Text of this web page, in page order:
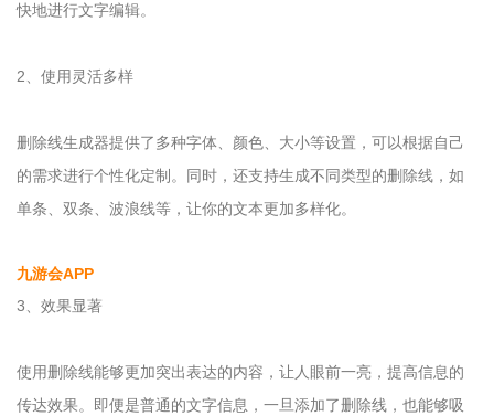
快地进行文字编辑。
2、使用灵活多样
删除线生成器提供了多种字体、颜色、大小等设置，可以根据自己
的需求进行个性化定制。同时，还支持生成不同类型的删除线，如
单条、双条、波浪线等，让你的文本更加多样化。
九游会APP
3、效果显著
使用删除线能够更加突出表达的内容，让人眼前一亮，提高信息的
传达效果。即便是普通的文字信息，一旦添加了删除线，也能够吸